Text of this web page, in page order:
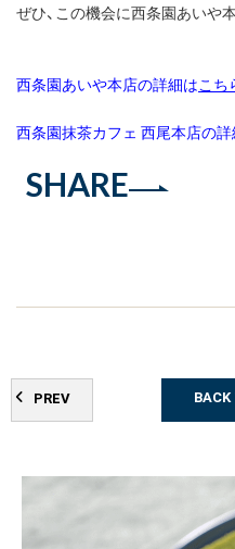
ぜひ、この機会に西条園あいや
西条園あいや本店の詳細はこち
西条園抹茶カフェ 西尾本店の詳
SHARE
PREV